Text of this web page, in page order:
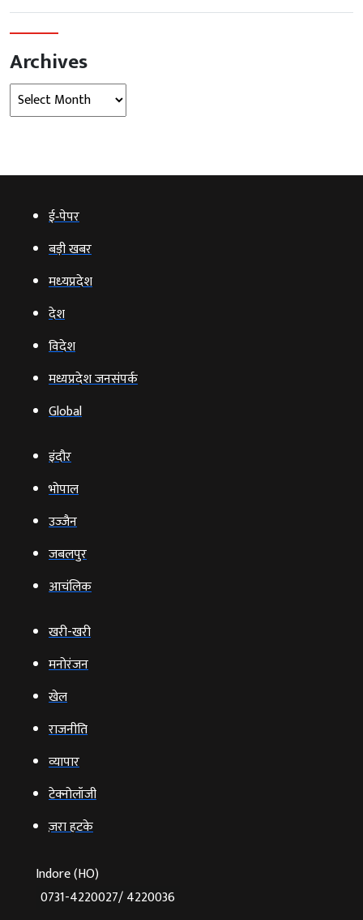
Archives
Archives
ई‑पेपर
बड़ी खबर
मध्‍यप्रदेश
देश
विदेश
मध्यप्रदेश जनसंपर्क
Global
इंदौर
भोपाल
उज्‍जैन
जबलपुर
आचंलिक
खरी-खरी
मनोरंजन
खेल
राजनीति
व्‍यापार
टेक्‍नोलॉजी
ज़रा हटके
Indore (HO)
0731-4220027/ 4220036